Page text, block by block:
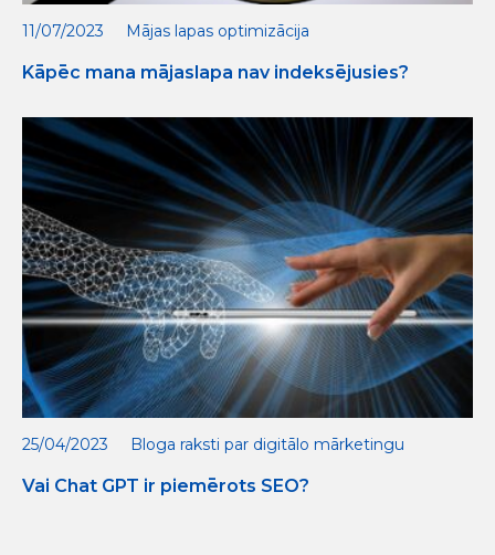
11/07/2023 Mājas lapas optimizācija
Kāpēc mana mājaslapa nav indeksējusies?
25/04/2023 Bloga raksti par digitālo mārketingu
Vai Chat GPT ir piemērots SEO?